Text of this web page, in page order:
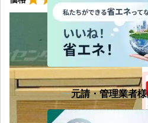
元請・管理業者